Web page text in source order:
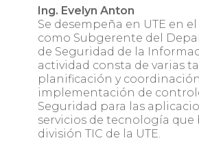
Ing. Evelyn Anton
Se desempeña en UTE en el
como Subgerente del
de Seguridad de la
actividad consta de varias
planificación y
implementación de
Seguridad para las
servicios de tecnología que
división TIC de la UTE.